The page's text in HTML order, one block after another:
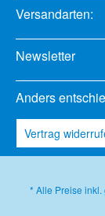
Versandarten:
Newsletter
Anders
Vertrag
* Alle Preise inkl.